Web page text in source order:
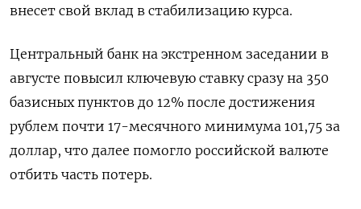
внесет свой вклад в стабилизацию курса.
Центральный банк на экстренном заседании в
августе повысил ключевую ставку сразу на 350
базисных пунктов до 12% после достижения
рублем почти 17-месячного минимума 101,75 за
доллар, что далее помогло российской валюте
отбить часть потерь.